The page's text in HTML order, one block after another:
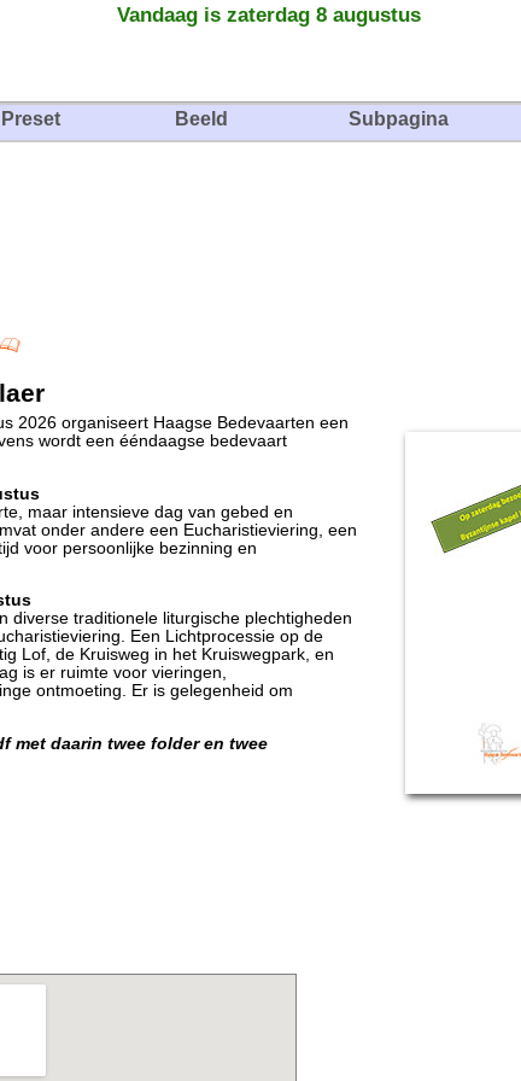
Vandaag is zaterdag 8 augustus
Preset Beeld Subpagina
2026 organiseert Haagse Bedevaarten een
wordt een ééndaagse bedevaart
maar intensieve dag van gebed en
onder andere een Eucharistieviering, een
voor persoonlijke bezinning en
diverse traditionele liturgische plechtigheden
Een Lichtprocessie op de
Lof, de Kruisweg in het Kruiswegpark, en
is er ruimte voor vieringen,
ontmoeting. Er is gelegenheid om
met daarin twee folder en twee